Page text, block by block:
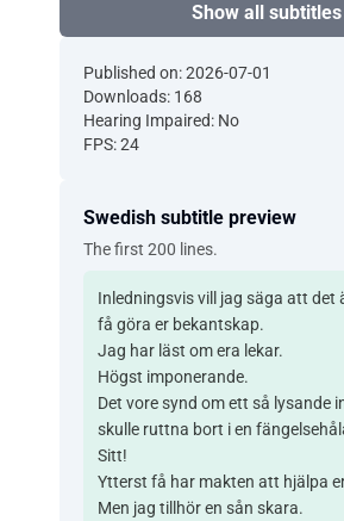
Show all subtitles
Published on: 2026-07-01
Downloads: 168
Hearing Impaired: No
FPS: 24
Swedish subtitle preview
The first 200 lines.
Inledningsvis vill jag säga att det
få göra er bekantskap.
Jag har läst om era lekar.
Högst imponerande.
Det vore synd om ett så lysande
skulle ruttna bort i en
Sitt!
Ytterst få har makten att hjälpa
Men jag tillhör en sån skara.